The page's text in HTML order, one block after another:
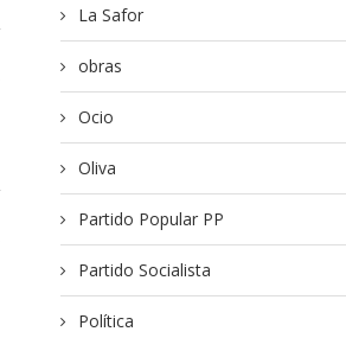
La Safor
obras
Ocio
Oliva
Partido Popular PP
Partido Socialista
Política